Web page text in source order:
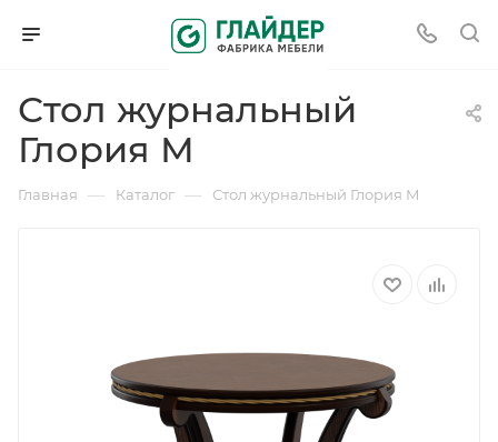
Стол журнальный
Глория М
Главная — Каталог — Стол журнальный Глория М